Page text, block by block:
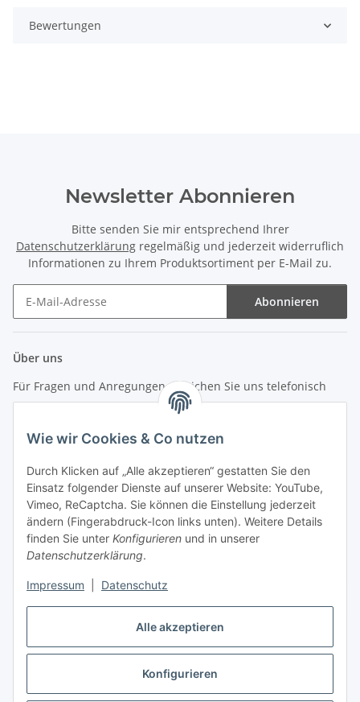
Alle akzeptieren
Konfigurieren
Wie wir Cookies & Co nutzen
Durch Klicken auf „Alle akzeptieren“ gestatten Sie den
Einsatz folgender Dienste auf unserer Website: YouTube,
Vimeo, ReCaptcha. Sie können die Einstellung jederzeit
ändern (Fingerabdruck-Icon links unten). Weitere Details
finden Sie unter Konfigurieren und in unserer
Datenschutzerklärung.
Impressum Datenschutz
Bewertungen
Newsletter Abonnieren
Bitte senden Sie mir entsprechend Ihrer
Datenschutzerklärung regelmäßig und jederzeit widerruflich
Informationen zu Ihrem Produktsortiment per E-Mail zu.
Abonnieren
Über uns
Für Fragen und Anregungen erreichen Sie uns telefonisch
info (at) zweitedel.de
Informationen
Gesetzliche Informationen
* Alle Preise inkl. gesetzlicher USt., zzgl.Versand